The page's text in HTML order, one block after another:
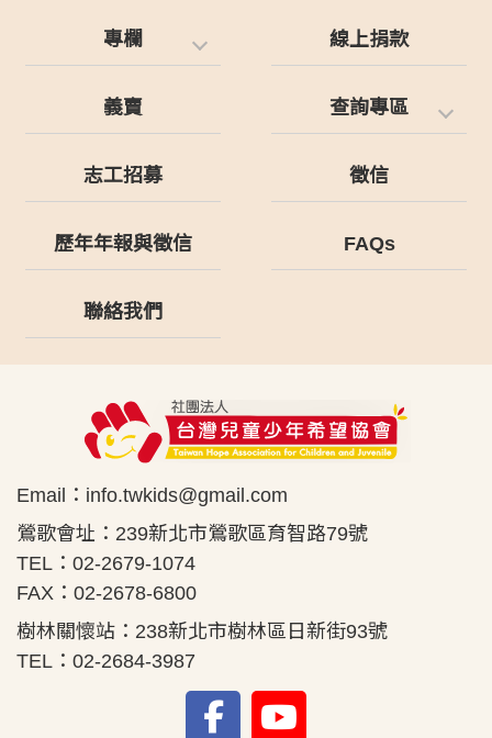
專欄 線上捐款
義賣 查詢專區
志工招募 徵信
歷年年報與徵信 FAQs
聯絡我們
Email： info.twkids@gmail.com
鶯歌會址：239新北市鶯歌區育智路79號
TEL：02-2679-1074
FAX：02-2678-6800
樹林關懷站：238新北市樹林區日新街93號
TEL：02-2684-3987